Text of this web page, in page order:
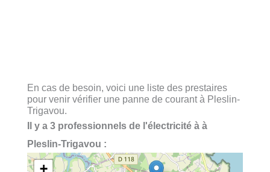
En cas de besoin, voici une liste des prestaires
pour venir vérifier une panne de courant à Pleslin-
Trigavou.
Il y a 3 professionnels de l'électricité à à
Pleslin-Trigavou :
+